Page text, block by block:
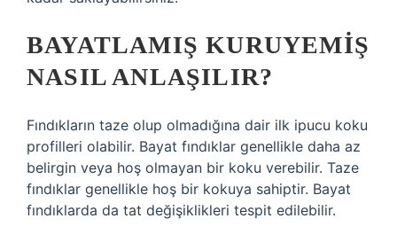
BAYATLAMIŞ KURUYEMIŞ
NASIL ANLAŞILIR?
Fındıkların taze olup olmadığına dair ilk ipucu koku
profilleri olabilir. Bayat fındıklar genellikle daha az
belirgin veya hoş olmayan bir koku verebilir. Taze
fındıklar genellikle hoş bir kokuya sahiptir. Bayat
fındıklarda da tat değişiklikleri tespit edilebilir.